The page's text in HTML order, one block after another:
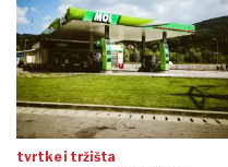
tvrtke i tržišta